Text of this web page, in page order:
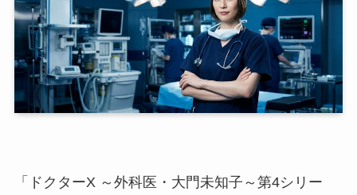
「ドクターX ～外科医・大門未知子～第4シリー